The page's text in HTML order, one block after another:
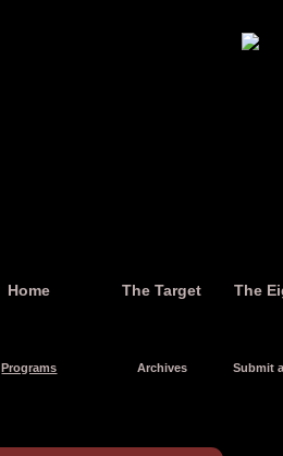
Home The Target The
Programs Archives Submit